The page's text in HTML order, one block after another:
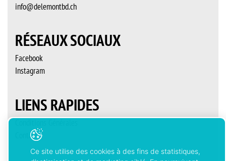
info@delemontbd.ch
RÉSEAUX SOCIAUX
Facebook
Instagram
LIENS RAPIDES
Contact
Ce site utilise des cookies à des fins de statistiques,